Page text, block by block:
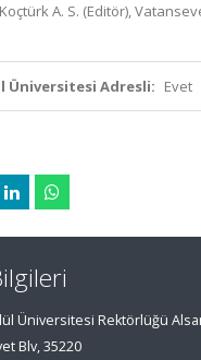
Koçtürk A. S. (Editör),
Üniversitesi Adresli: Evet
Üniversitesi Rektörlüğü
Blv, 35220